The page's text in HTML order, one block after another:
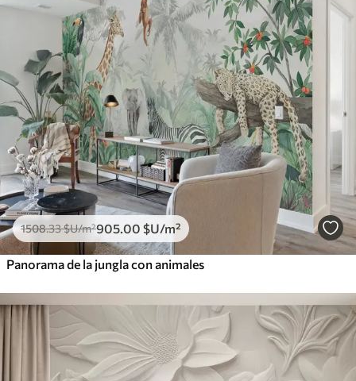
1508.33$U/m²905 .00 $U/m²
Panorama de la jungla con animales